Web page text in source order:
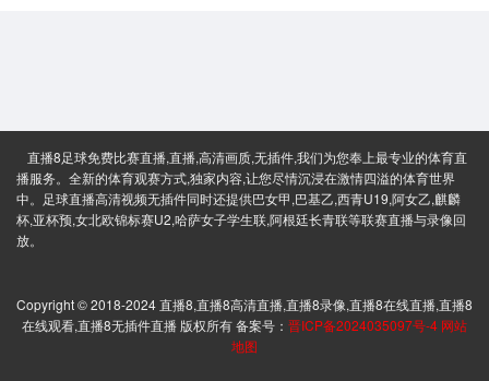
直播8足球免费比赛直播,直播,高清画质,无插件,我们为您奉上最专业的体育直
播服务。全新的体育观赛方式,独家内容,让您尽情沉浸在激情四溢的体育世界
中。足球直播高清视频无插件同时还提供巴女甲,巴基乙,西青U19,阿女乙,麒麟
杯,亚杯预,女北欧锦标赛U2,哈萨女子学生联,阿根廷长青联等联赛直播与录像回
放。
Copyright © 2018-2024 直播8,直播8高清直播,直播8录像,直播8在线直播,直播8
在线观看,直播8无插件直播 版权所有 备案号： 晋ICP备2024035097号-4 网站
地图